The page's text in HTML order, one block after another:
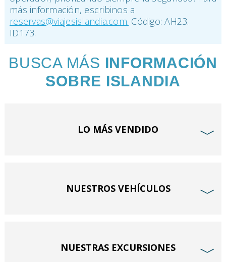
más información, escribinos a
reservas@viajesislandia.com. Código: AH23.
ID173.
BUSCA MÁS INFORMACIÓN
SOBRE ISLANDIA
LO MÁS VENDIDO ﹀
NUESTROS VEHÍCULOS ﹀
NUESTRAS EXCURSIONES ﹀